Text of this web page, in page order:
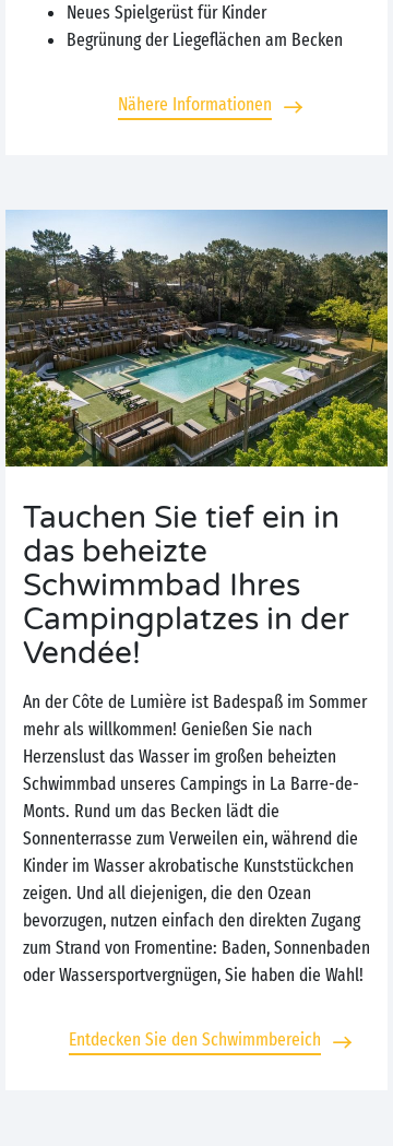
Neues Spielgerüst für Kinder
Begrünung der Liegeflächen am Becken
Nähere Informationen
Tauchen Sie tief ein in
das beheizte
Schwimmbad Ihres
Campingplatzes in der
Vendée!
An der Côte de Lumière ist Badespaß im Sommer
mehr als willkommen! Genießen Sie nach
Herzenslust das Wasser im großen beheizten
Schwimmbad unseres Campings in La Barre-de-
Monts. Rund um das Becken lädt die
Sonnenterrasse zum Verweilen ein, während die
Kinder im Wasser akrobatische Kunststückchen
zeigen. Und all diejenigen, die den Ozean
bevorzugen, nutzen einfach den direkten Zugang
zum Strand von Fromentine: Baden, Sonnenbaden
oder Wassersportvergnügen, Sie haben die Wahl!
Entdecken Sie den Schwimmbereich